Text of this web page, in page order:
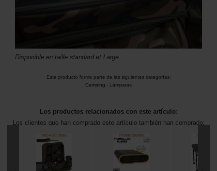
Disponible en taille standard et Large
Este producto forma parte de las siguientes categorías:
Camping - Lámparas
Los productos relacionados con este artículo:
Los clientes que han comprado este artículo también han comprado: